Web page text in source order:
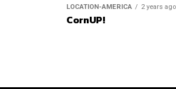
LOCATION-AMERICA 2 years ago
CornUP!